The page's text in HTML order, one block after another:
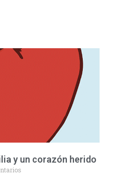
y un corazón herido